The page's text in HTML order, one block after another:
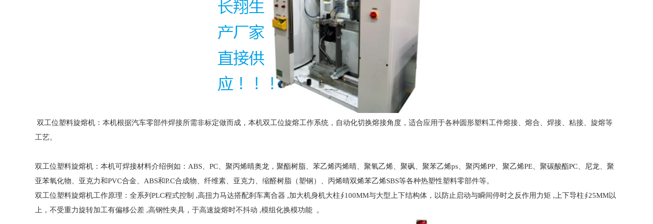
双工位塑料旋熔机：本机根据汽车零部件焊接所需非标定做而成，本机双工位旋熔工作系统，自动化切换熔接角度，适合应用于各种圆形塑料工件熔接、熔合、焊接、粘接、旋熔等
工艺。
双工位塑料旋熔机：本机可焊接材料介绍例如：ABS、PC、聚丙烯晴奥龙，聚酯树脂、苯乙烯丙烯晴、聚氧乙烯、聚砜、聚苯乙烯ps、聚丙烯PP、聚乙烯PE、聚碳酸酯PC、尼龙、聚
亚苯氧化物、亚克力和PVC合金、ABS和P.C合成物、纤维素、亚克力、缩醛树脂（塑钢）、丙烯晴双烯苯乙烯SBS等各种热塑性塑料零部件等。
双工位塑料旋熔机工作原理：全系列PLC程式控制 ,高扭力马达搭配刹车离合器 ,加大机身机大柱∮100MM与大型上下结构体，以防止启动与瞬间停时之反作用力矩 ,上下导柱∮25MM以
上，不受重力旋转加工有偏移公差 ,高钢性夹具，于高速旋熔时不抖动 ,模组化换模功能 。